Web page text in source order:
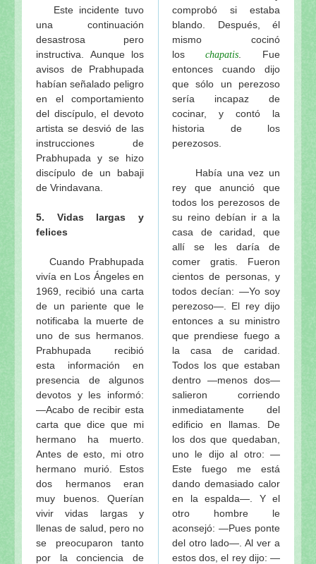
Este incidente tuvo
una continuación
desastrosa pero
instructiva. Aunque los
avisos de Prabhupada
habían señalado peligro
en el comportamiento
del discípulo, el devoto
artista se desvió de las
instrucciones de
Prabhupada y se hizo
discípulo de un babaji
de Vrindavana.
5. Vidas largas y
felices
Cuando Prabhupada
vivía en Los Ángeles en
1969, recibió una carta
de un pariente que le
notificaba la muerte de
uno de sus hermanos.
Prabhupada recibió
esta información en
presencia de algunos
devotos y les informó:
—Acabo de recibir esta
carta que dice que mi
hermano ha muerto.
Antes de esto, mi otro
hermano murió. Estos
dos hermanos eran
muy buenos. Querían
vivir vidas largas y
llenas de salud, pero no
se preocuparon tanto
por la conciencia de
comprobó si estaba
blando. Después, él
mismo cocinó
los chapatis . Fue
entonces cuando dijo
que sólo un perezoso
sería incapaz de
cocinar, y contó la
historia de los
perezosos.
Había una vez un
rey que anunció que
todos los perezosos de
su reino debían ir a la
casa de caridad, que
allí se les daría de
comer gratis. Fueron
cientos de personas, y
todos decían: —Yo soy
perezoso—. El rey dijo
entonces a su ministro
que prendiese fuego a
la casa de caridad.
Todos los que estaban
dentro —menos dos—
salieron corriendo
inmediatamente del
edificio en llamas. De
los dos que quedaban,
uno le dijo al otro: —
Este fuego me está
dando demasiado calor
en la espalda—. Y el
otro hombre le
aconsejó: —Pues ponte
del otro lado—. Al ver a
estos dos, el rey dijo: —